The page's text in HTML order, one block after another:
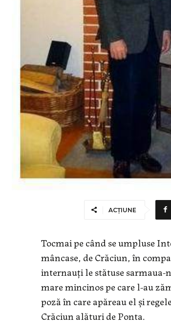
ACȚIUNE
Tocmai pe când se umpluse
mâncase, de Crăciun, în
internauţi le stătuse sarmaua-
mare mincinos pe care l-au
poză în care apăreau el şi
Crăciun alături de Ponta.